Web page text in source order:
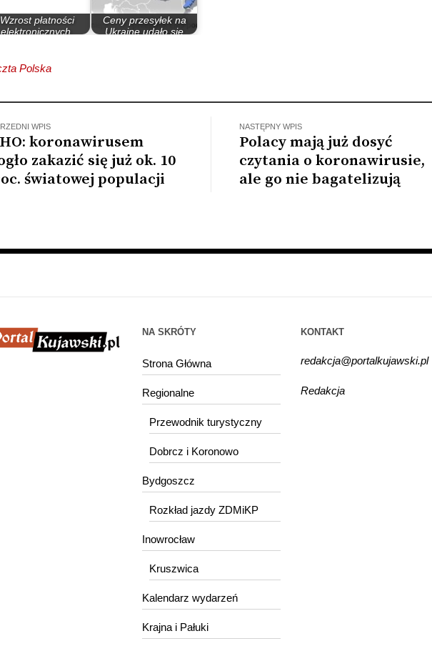
Wzrost płatności
elektronicznych,
Ceny przesyłek na
Ukrainę udało się
Polska
WPIS
koronawirusem
zakazić się już ok. 10
światowej populacji
NASTĘPNY WPIS
Polacy mają już dosyć
czytania o koronawirusie,
ale go nie bagatelizują
NA SKRÓTY
Strona Główna
Regionalne
Przewodnik turystyczny
Dobrcz i Koronowo
Bydgoszcz
Rozkład jazdy ZDMiKP
Inowrocław
Kruszwica
Kalendarz wydarzeń
Krajna i Pałuki
KONTAKT
redakcja@portalkujawski.pl
Redakcja